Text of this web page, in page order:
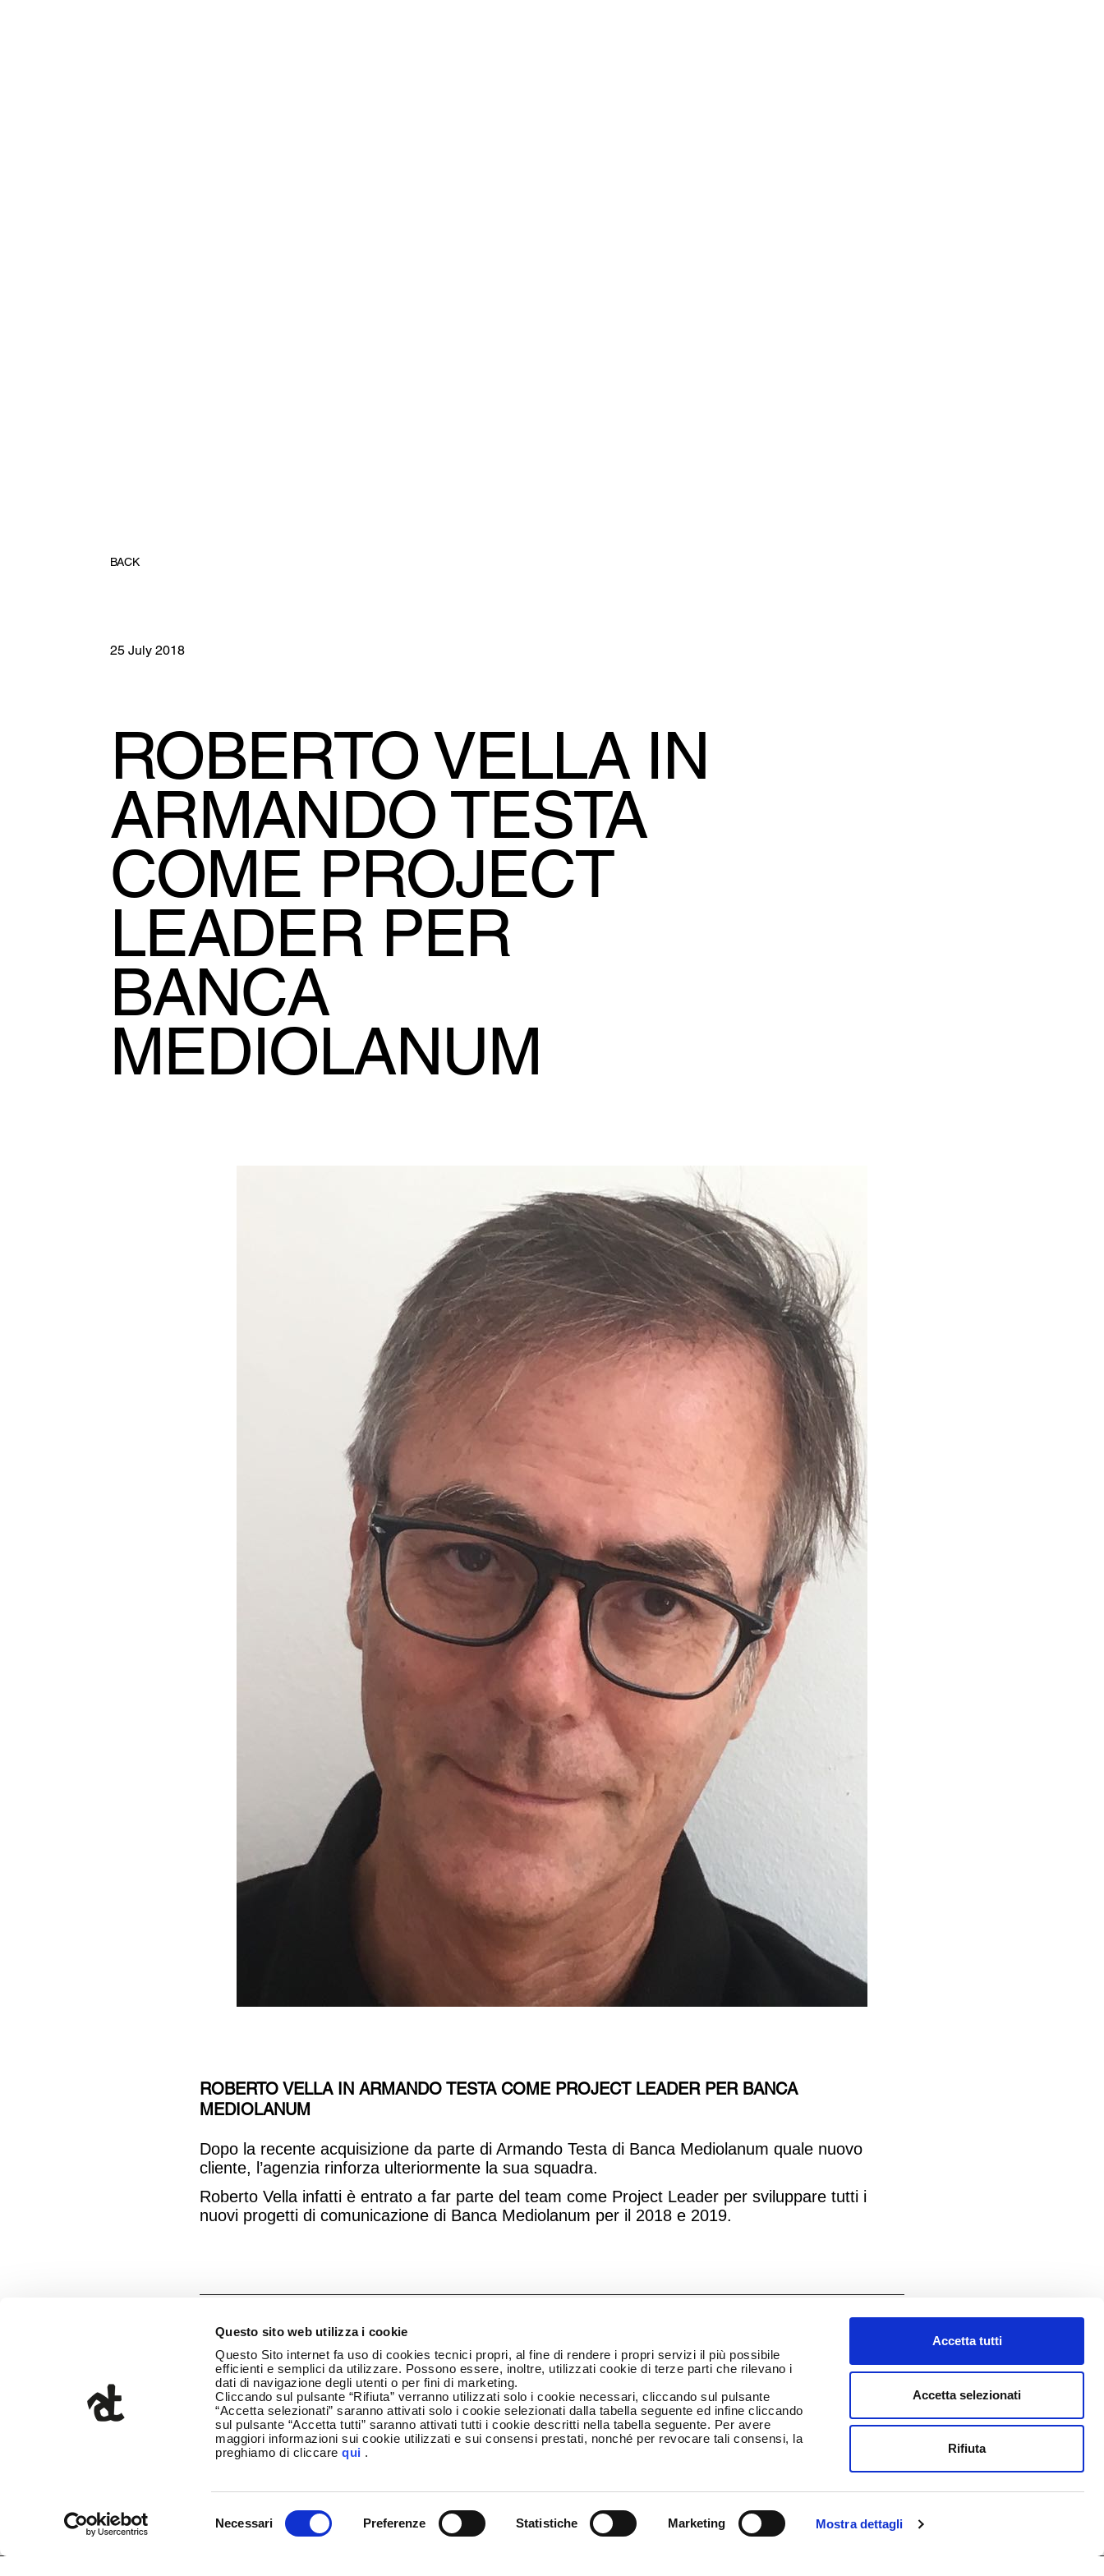
Questo sito web utilizza i cookie
Questo Sito internet fa uso di cookies tecnici propri, al fine di rendere i propri servizi il più possibile
efficienti e semplici da utilizzare. Possono essere, inoltre, utilizzati cookie di terze parti che rilevano i
dati di navigazione degli utenti o per fini di marketing.
Cliccando sul pulsante “Rifiuta” verranno utilizzati solo i cookie necessari, cliccando sul pulsante
“Accetta selezionati” saranno attivati solo i cookie selezionati dalla tabella seguente ed infine cliccando
sul pulsante “Accetta tutti” saranno attivati tutti i cookie descritti nella tabella seguente. Per avere
maggiori informazioni sui cookie utilizzati e sui consensi prestati, nonché per revocare tali consensi, la
preghiamo di cliccarequi .
Necessari Preferenze Statistiche Marketing Mostra dettagli
Accetta tutti
Accetta selezionati
Rifiuta
BACK
25 July 2018
ROBERTO VELLA IN
ARMANDO TESTA
COME PROJECT
LEADER PER
BANCA
MEDIOLANUM
ROBERTO VELLA IN ARMANDO TESTA COME PROJECT LEADER PER BANCA
MEDIOLANUM
Dopo la recente acquisizione da parte di Armando Testa di Banca Mediolanum quale nuovo
cliente, l’agenzia rinforza ulteriormente la sua squadra.
Roberto Vella infatti è entrato a far parte del team come Project Leader per sviluppare tutti i
nuovi progetti di comunicazione di Banca Mediolanum per il 2018 e 2019.
Share article